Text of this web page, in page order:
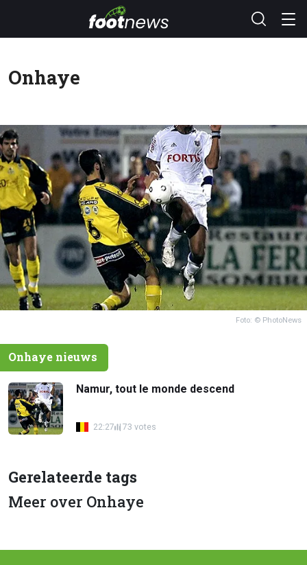
Onhaye
Foto: © PhotoNews
Onhaye nieuws
Namur, tout le monde descend
22:27 73 votes
Gerelateerde tags
Meer over Onhaye